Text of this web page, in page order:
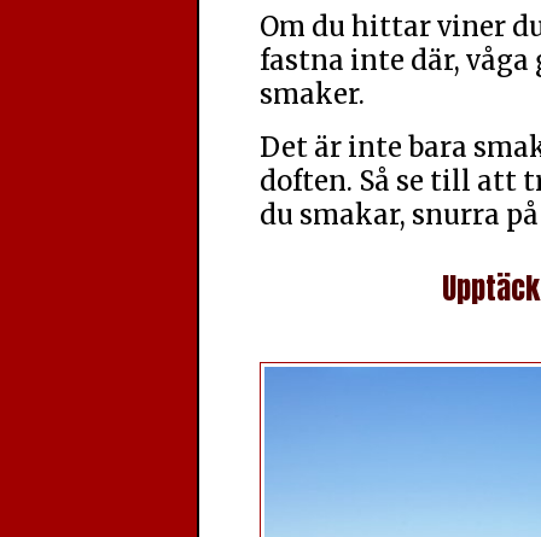
Om du hittar viner
fastna inte där, våga
smaker.
Det är inte bara
doften. Så se till att
du smakar, snurra